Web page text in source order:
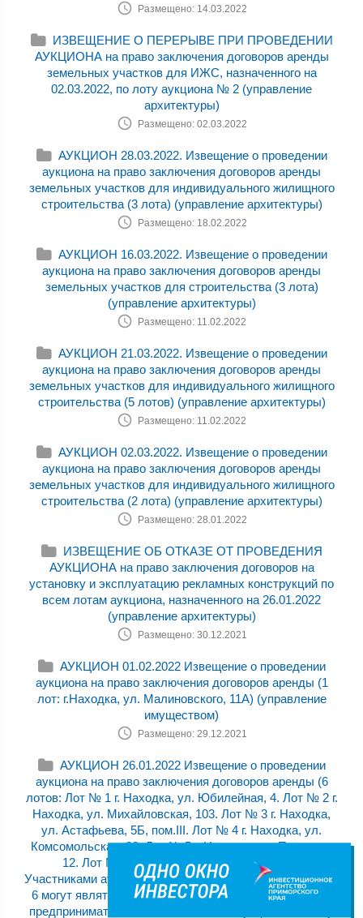
Размещено: 14.03.2022
ИЗВЕЩЕНИЕ О ПЕРЕРЫВЕ ПРИ ПРОВЕДЕНИИ
АУКЦИОНА на право заключения договоров аренды
земельных участков для ИЖС, назначенного на
02.03.2022, по лоту аукциона № 2 (управление
архитектуры)
Размещено: 02.03.2022
АУКЦИОН 28.03.2022. Извещение о проведении
аукциона на право заключения договоров аренды
земельных участков для индивидуального жилищного
строительства (3 лота) (управление архитектуры)
Размещено: 18.02.2022
АУКЦИОН 16.03.2022. Извещение о проведении
аукциона на право заключения договоров аренды
земельных участков для строительства (3 лота)
(управление архитектуры)
Размещено: 11.02.2022
АУКЦИОН 21.03.2022. Извещение о проведении
аукциона на право заключения договоров аренды
земельных участков для индивидуального жилищного
строительства (5 лотов) (управление архитектуры)
Размещено: 11.02.2022
АУКЦИОН 02.03.2022. Извещение о проведении
аукциона на право заключения договоров аренды
земельных участков для индивидуального жилищного
строительства (2 лота) (управление архитектуры)
Размещено: 28.01.2022
ИЗВЕЩЕНИЕ ОБ ОТКАЗЕ ОТ ПРОВЕДЕНИЯ
АУКЦИОНА на право заключения договоров на
установку и эксплуатацию рекламных конструкций по
всем лотам аукциона, назначенного на 26.01.2022
(управление архитектуры)
Размещено: 30.12.2021
АУКЦИОН 01.02.2022 Извещение о проведении
аукциона на право заключения договоров аренды (1
лот: г.Находка, ул. Малиновского, 11А) (управление
имуществом)
Размещено: 29.12.2021
АУКЦИОН 26.01.2022 Извещение о проведении
аукциона на право заключения договоров аренды (6
лотов: Лот № 1 г. Находка, ул. Юбилейная, 4. Лот № 2 г.
Находка, ул. Михайловская, 103. Лот № 3 г. Находка,
ул. Астафьева, 5Б, пом.III. Лот № 4 г. Находка, ул.
Комсомольская, 32. Лот № 5 г. Находка, ул. Пирогова,
12. Лот № 6 г. Находка, ул. Арсеньева, 14.)
Участниками аукциона по лотам № 1, № 2, № 3, № 4, №
6 могут являться только субъекты малого и среднего
предпринимательства, Участниками аукциона по лоту